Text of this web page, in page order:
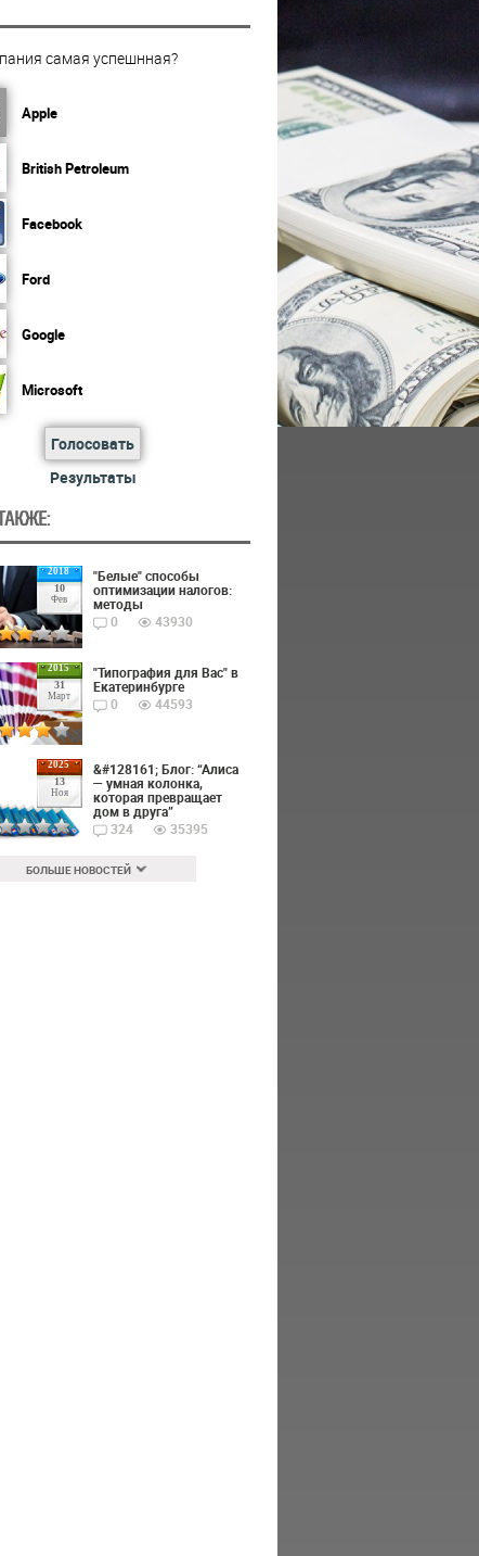
самая успешнная?
Apple
British Petroleum
Facebook
Ford
Google
Microsoft
Голосовать
Результаты
2018
10
Фев
"Белые" способы
оптимизации налогов:
методы
0
43930
2015
31
Март
"Типография для Вас" в
Екатеринбурге
0
44593
2025
13
Ноя
&#128161; Блог: “Алиса
— умная колонка,
которая превращает
дом в друга”
324
35395
БОЛЬШЕ НОВОСТЕЙ